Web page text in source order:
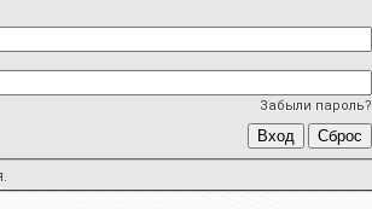
Забыли пароль?
.